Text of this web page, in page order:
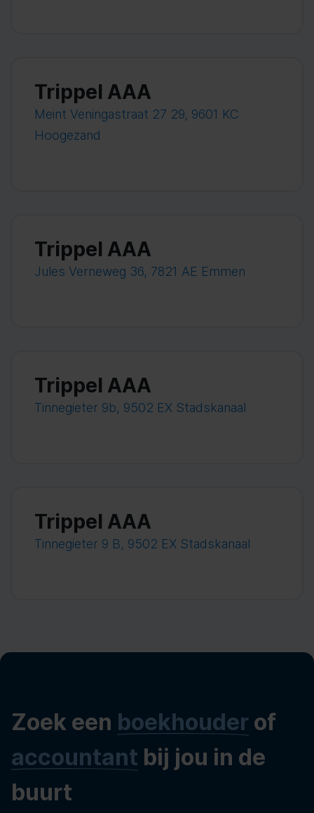
Trippel AAA
Meint Veningastraat 27 29, 9601 KC
Hoogezand
Trippel AAA
Jules Verneweg 36, 7821 AE Emmen
Trippel AAA
Tinnegieter 9b, 9502 EX Stadskanaal
Trippel AAA
Tinnegieter 9 B, 9502 EX Stadskanaal
Zoek een boekhouder of
accountant bij jou in de
buurt